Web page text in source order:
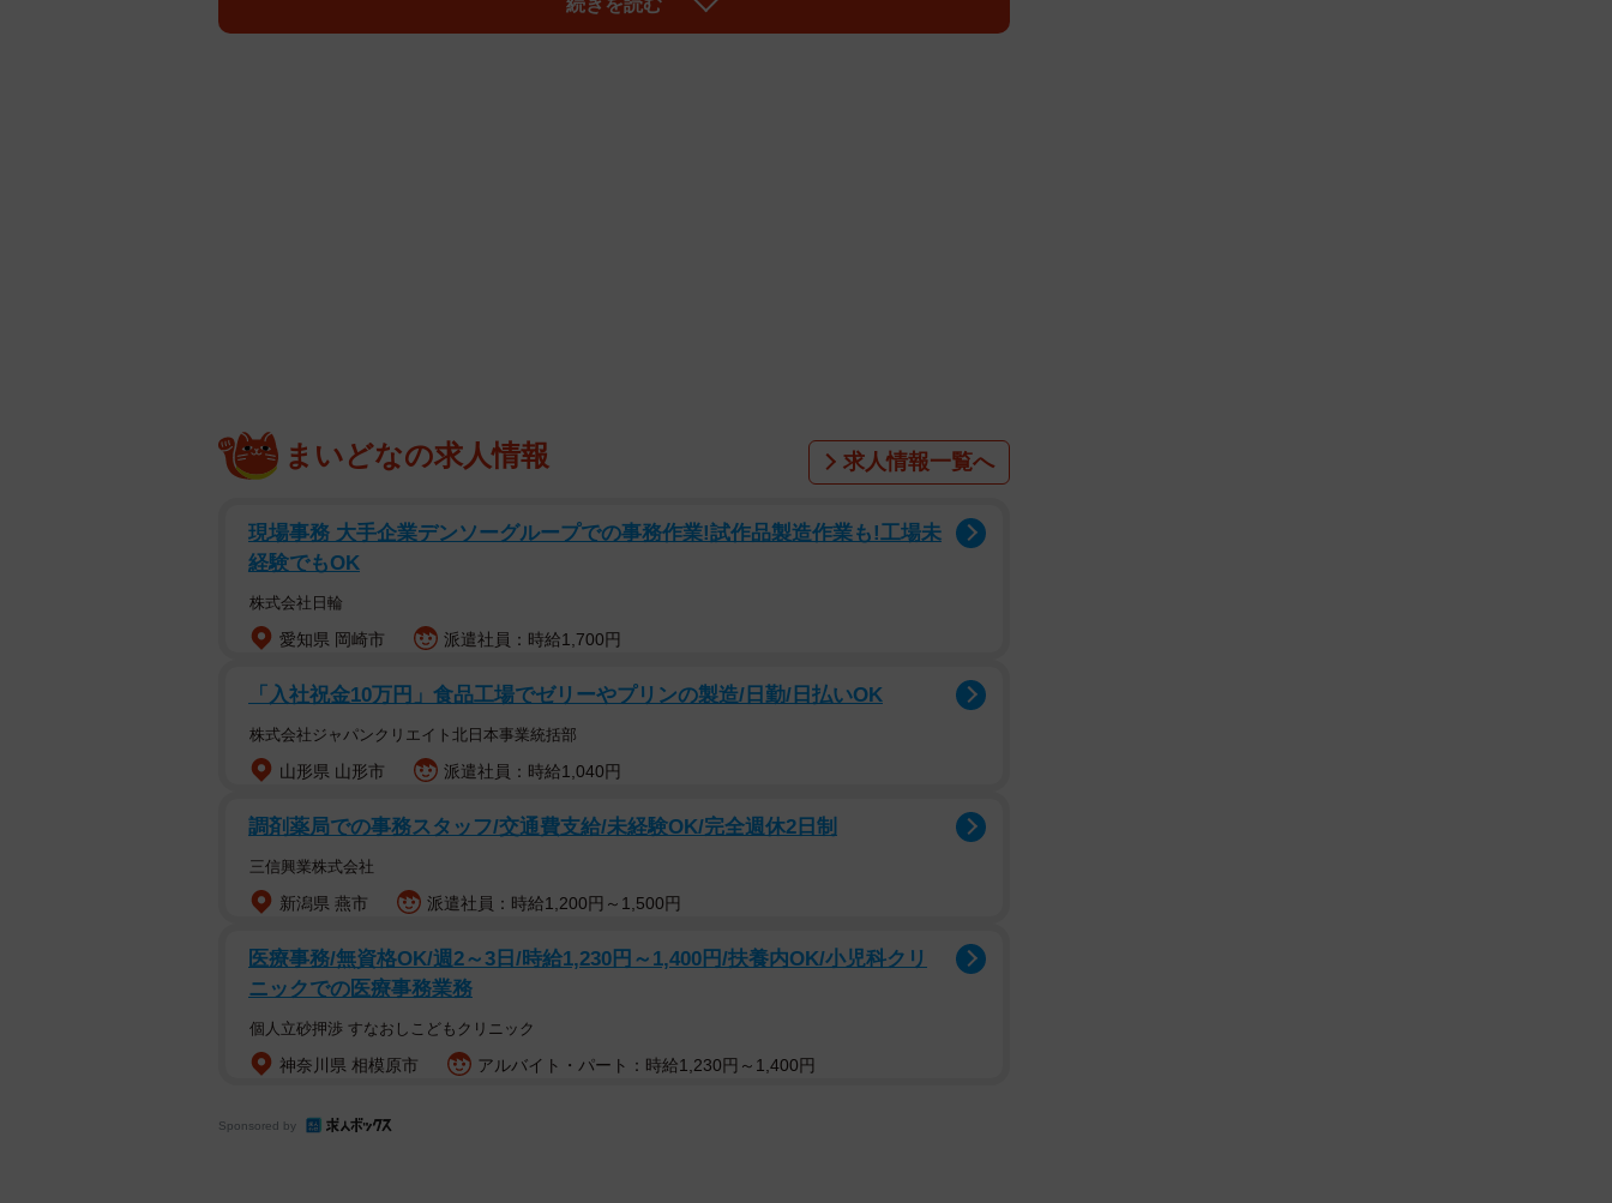
ヒートショックが起こりやすい場所は風呂場です。冬は入浴中に亡くなる人の原因の多く
がヒートショックだといわれています。お風呂は１日の疲れを癒す場ですが、脱衣場所と浴
冷えた脱衣室から浴室に移動し、いきなり熱いシャワーや湯船に入るなど、今までなにげ
なくしていた入浴が実はとても危ないのです。中には、血圧の変動などで意識を失い、浴槽
で溺死する事故も起こっています。
注意が必要なのは浴室だけではありません。近年、トイレでヒートショックを引き起こす
人も少なくありません。また、暖かい室内から寒い廊下へ移動した際に起こることもありま
す。
「ヒートショック予報」も出される冬。対策はしっかりと
気象予測情報にもとづく家の中でのヒートショックのリスクの目安「
」を一般社団法人日本気象協会が出しています。ご存知でしたか？この「ヒートショッ
ク予報」も参考にしながら、対策も忘れずにしましょう。
続きを読む
まいどなの求人情報 求人情報一覧へ
現場事務 大手企業デンソーグループでの事務作業!試作品製造作業も!工場未
経験でもOK
株式会社日輪
愛知県 岡崎市 派遣社員：時給1,700円
「入社祝金10万円」食品工場でゼリーやプリンの製造/日勤/日払いOK
株式会社ジャパンクリエイト北日本事業統括部
山形県 山形市 派遣社員：時給1,040円
調剤薬局での事務スタッフ/交通費支給/未経験OK/完全週休2日制
三信興業株式会社
新潟県 燕市 派遣社員：時給1,200円～1,500円
医療事務/無資格OK/週2～3日/時給1,230円～1,400円/扶養内OK/小児科クリ
ニックでの医療事務業務
個人立砂押渉 すなおしこどもクリニック
神奈川県 相模原市 アルバイト・パート：時給1,230円～1,400円
Sponsored by